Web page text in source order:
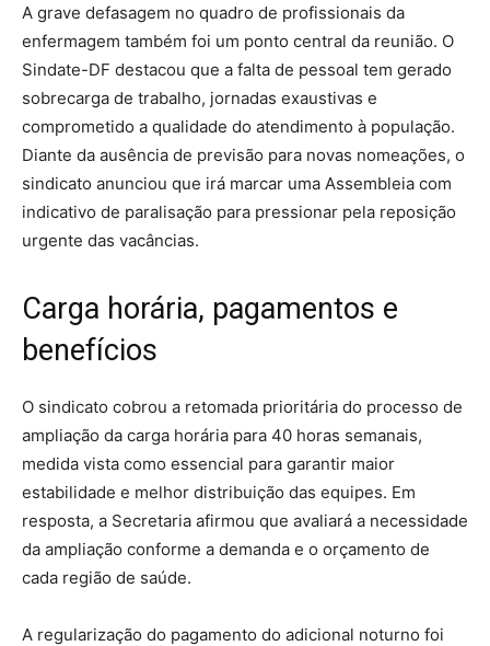
A grave defasagem no quadro de profissionais da
enfermagem também foi um ponto central da reunião. O
Sindate-DF destacou que a falta de pessoal tem gerado
sobrecarga de trabalho, jornadas exaustivas e
comprometido a qualidade do atendimento à população.
Diante da ausência de previsão para novas nomeações, o
sindicato anunciou que irá marcar uma Assembleia com
indicativo de paralisação para pressionar pela reposição
urgente das vacâncias.
Carga horária, pagamentos e
benefícios
O sindicato cobrou a retomada prioritária do processo de
ampliação da carga horária para 40 horas semanais,
medida vista como essencial para garantir maior
estabilidade e melhor distribuição das equipes. Em
resposta, a Secretaria afirmou que avaliará a necessidade
da ampliação conforme a demanda e o orçamento de
cada região de saúde.
A regularização do pagamento do adicional noturno foi